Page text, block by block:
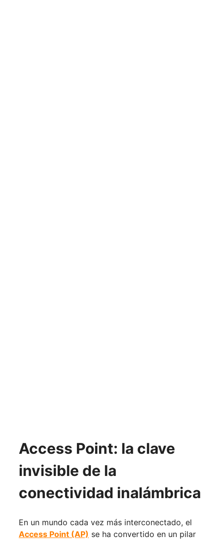
Access Point: la clave
invisible de la
conectividad inalámbrica
En un mundo cada vez más interconectado, el
Access Point (AP) se ha convertido en un pilar